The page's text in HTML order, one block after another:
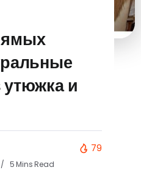
и
5 Mins Read
79